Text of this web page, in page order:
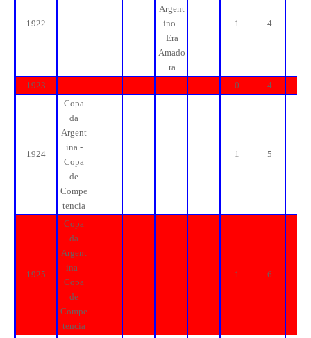
1922
Argent
ino -
Era
Amado
ra
1 4
1923 0 4
1924
Copa
da
Argent
ina -
Copa
de
Compe
tencia
1 5
1925
Copa
da
Argent
ina -
Copa
de
Compe
tencia
1 6